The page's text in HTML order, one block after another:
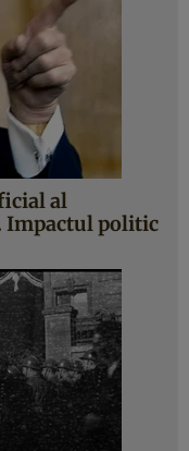
al
Impactul politic